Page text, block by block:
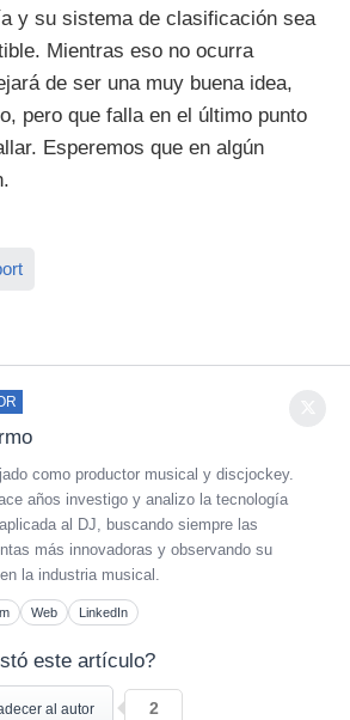
y su sistema de clasificación sea
Mientras eso no ocurra
de ser una muy buena idea,
pero que falla en el último punto
Esperemos que en algún
como productor musical y discjockey.
años investigo y analizo la tecnología
al DJ, buscando siempre las
más innovadoras y observando su
la industria musical.
Web LinkedIn
este artículo?
al autor 2